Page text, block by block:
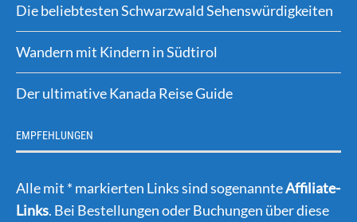
Die beliebtesten Schwarzwald Sehenswürdigkeiten
Wandern mit Kindern in Südtirol
Der ultimative Kanada Reise Guide
EMPFEHLUNGEN
Alle mit * markierten Links sind sogenannteAffiliate-
Links. Bei Bestellungen oder Buchungen über diese